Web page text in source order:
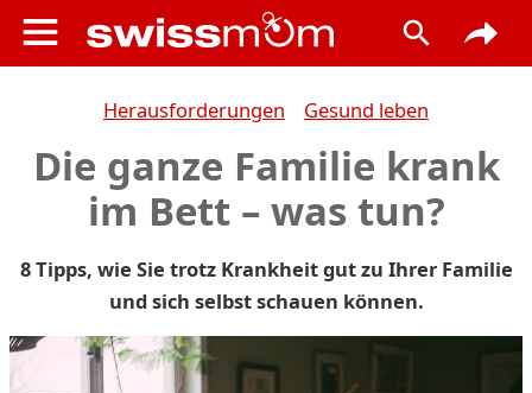
Herausforderungen Gesund leben
Die ganze Familie krank
im Bett – was tun?
8 Tipps, wie Sie trotz Krankheit gut zu Ihrer Familie
und sich selbst schauen können.